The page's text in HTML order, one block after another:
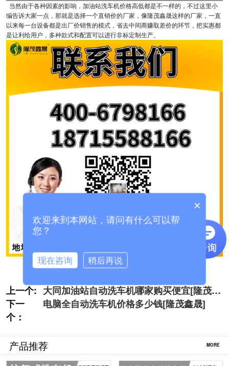
当然由于各种因素的影响，加油站洗车机价格高低都是不一样的，不过这里小
编告诉大家一点，那就是选择一个直销价的厂家，像隆茂鑫晟这样的厂家，一直
以来每一台设备都是出厂价销售的模式，省去中间商赚取差价的环节，把实惠都
是让利给用户，多种款式和配置可以进行非标定制生产。
上一个: 大同加油站自动洗车机哪家购买便宜[隆茂鑫
晟]
下一
个：
电脑全自动洗车机价格多少钱[隆茂鑫晟]
产品推荐 MORE
×
欢迎来到本网站，请问有什么可以帮
您？
现在咨询 稍后再说